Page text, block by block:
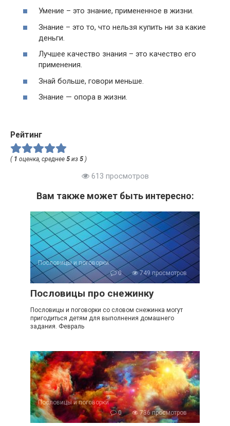
Умение – это знание, примененное в жизни.
Знание – это то, что нельзя купить ни за какие
деньги.
Лучшее качество знания – это качество его
применения.
Знай больше, говори меньше.
Знание — опора в жизни.
Рейтинг
( 1 оценка, среднее 5 из 5 )
613 просмотров
Вам также может быть интересно:
Пословицы и поговорки
0
749 просмотров
Пословицы про снежинку
Пословицы и поговорки со словом снежинка могут
пригодиться детям для выполнения домашнего
задания. Февраль
Пословицы и поговорки
0
736 просмотров